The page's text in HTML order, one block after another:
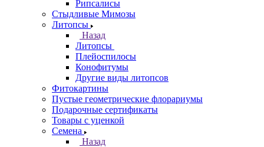
Рипсалисы
Стыдливые Мимозы
Литопсы
Назад
Литопсы
Плейоспилосы
Конофитумы
Другие виды литопсов
Фитокартины
Пустые геометрические флорариумы
Подарочные сертификаты
Товары с уценкой
Семена
Назад